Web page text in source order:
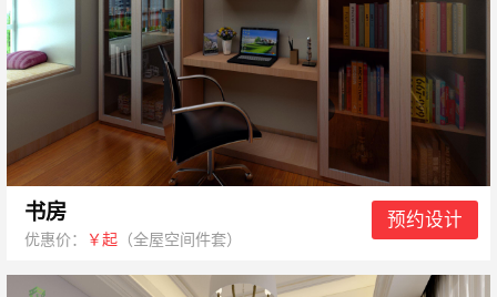
书房
优惠价： ￥起 （全屋空间件套）
预约设计